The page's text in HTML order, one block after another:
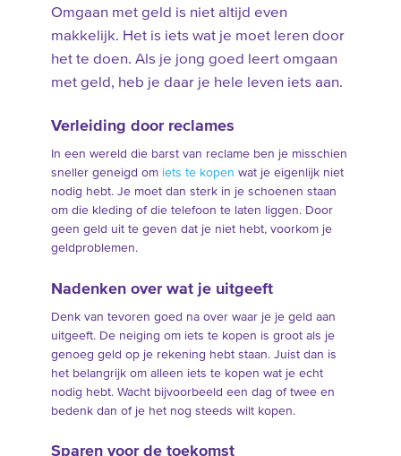
Omgaan met geld is niet altijd even
makkelijk. Het is iets wat je moet leren door
het te doen. Als je jong goed leert omgaan
met geld, heb je daar je hele leven iets aan.
Verleiding door reclames
In een wereld die barst van reclame ben je misschien
sneller geneigd om iets te kopen wat je eigenlijk niet
nodig hebt. Je moet dan sterk in je schoenen staan
om die kleding of die telefoon te laten liggen. Door
geen geld uit te geven dat je niet hebt, voorkom je
geldproblemen.
Nadenken over wat je uitgeeft
Denk van tevoren goed na over waar je je geld aan
uitgeeft. De neiging om iets te kopen is groot als je
genoeg geld op je rekening hebt staan. Juist dan is
het belangrijk om alleen iets te kopen wat je echt
nodig hebt. Wacht bijvoorbeeld een dag of twee en
bedenk dan of je het nog steeds wilt kopen.
Sparen voor de toekomst